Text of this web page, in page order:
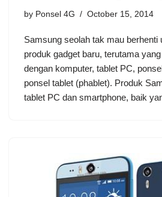
by Ponsel 4G October 15, 2014
Samsung seolah tak mau berhenti
produk gadget baru, terutama
dengan komputer, tablet PC,
ponsel tablet (phablet). Produk
tablet PC dan smartphone, baik